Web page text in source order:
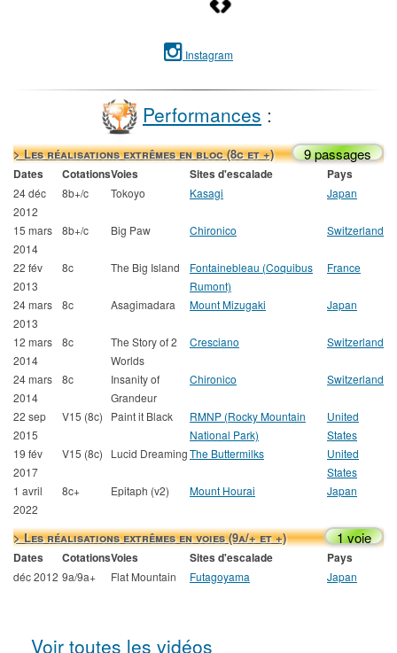
Instagram
Performances :
> Les réalisations extrêmes en bloc (8c et +) 9 passages
Dates CotationsVoies Sites d'escalade Pays
24 déc
2012
8b+/c Tokoyo Kasagi Japan
15 mars
2014
8b+/c Big Paw Chironico Switzerland
22 fév
2013
8c The Big Island
Fontainebleau (Coquibus
Rumont)
France
24 mars
2013
8c Asagimadara Mount Mizugaki Japan
12 mars
2014
8c
The Story of 2
Worlds
Cresciano Switzerland
24 mars
2014
8c
Insanity of
Grandeur
Chironico Switzerland
22 sep
2015
V15 (8c) Paint it Black
RMNP (Rocky Mountain
National Park)
United
States
19 fév
2017
V15 (8c) Lucid DreamingThe Buttermilks
United
States
1 avril
2022
8c+ Epitaph (v2) Mount Hourai Japan
> Les réalisations extrêmes en voies (9a/+ et +) 1 voie
Dates CotationsVoies Sites d'escalade Pays
déc 2012 9a/9a+ Flat Mountain Futagoyama Japan
Voir toutes les vidéos